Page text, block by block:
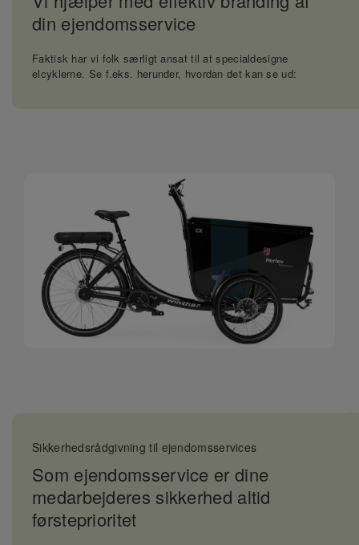
din ejendomsservice
Faktisk har vi folk særligt ansat til at specialdesigne
elcyklerne. Se f.eks. herunder, hvordan det kan se ud:
Sikkerhedsrådgivning til ejendomsservices
Som ejendomsservice er dine
medarbejderes sikkerhed altid
førsteprioritet